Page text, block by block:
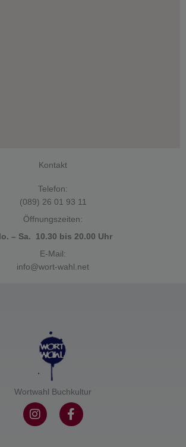
Kontakt
Telefon:
(089) 26 01 93 11
Öffnungszeiten:
– Sa. 10.30 bis 20.00 Uhr
E-Mail:
info@wort-wahl.net
Wortwahl Buchkultur
I
n
F
a